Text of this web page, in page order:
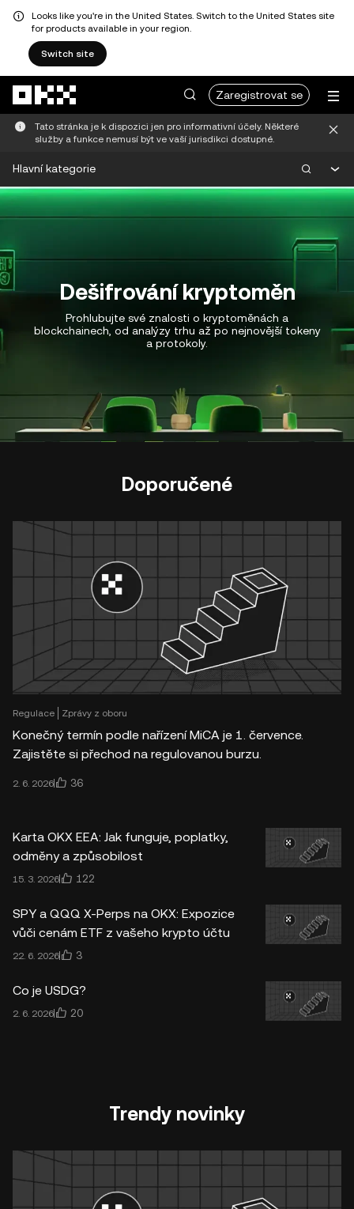
Looks like you're in the United States. Switch to the United States site
for products available in your region.
Switch site
Zaregistrovat se
Tato stránka je k dispozici jen pro informativní účely. Některé
služby a funkce nemusí být ve vaší jurisdikci dostupné.
Hlavní kategorie
Dešifrování kryptoměn
Prohlubujte své znalosti o kryptoměnách a
blockchainech, od analýzy trhu až po nejnovější tokeny
a protokoly.
Doporučené
Regulace Zprávy z oboru
Konečný termín podle nařízení MiCA je 1. července.
Zajistěte si přechod na regulovanou burzu.
2. 6. 2026 36
Karta OKX EEA: Jak funguje, poplatky,
odměny a způsobilost
15. 3. 2026 122
SPY a QQQ X-Perps na OKX: Expozice
vůči cenám ETF z vašeho krypto účtu
22. 6. 2026 3
Co je USDG?
2. 6. 2026 20
Trendy novinky